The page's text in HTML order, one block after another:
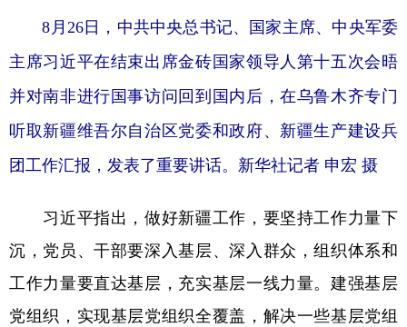
8月26日，中共中央总书记、国家主席、中央军委
主席习近平在结束出席金砖国家领导人第十五次会晤
并对南非进行国事访问回到国内后，在乌鲁木齐专门
听取新疆维吾尔自治区党委和政府、新疆生产建设兵
团工作汇报，发表了重要讲话。新华社记者 申宏 摄
习近平指出，做好新疆工作，要坚持工作力量下
沉，党员、干部要深入基层、深入群众，组织体系和
工作力量要直达基层，充实基层一线力量。建强基层
党组织，实现基层党组织全覆盖，解决一些基层党组